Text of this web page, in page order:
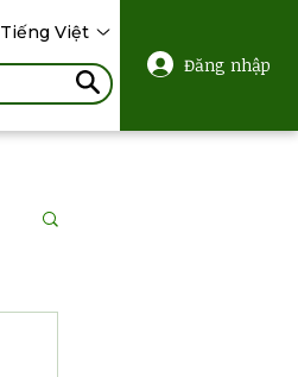
Tiếng Việt
Đăng nhập